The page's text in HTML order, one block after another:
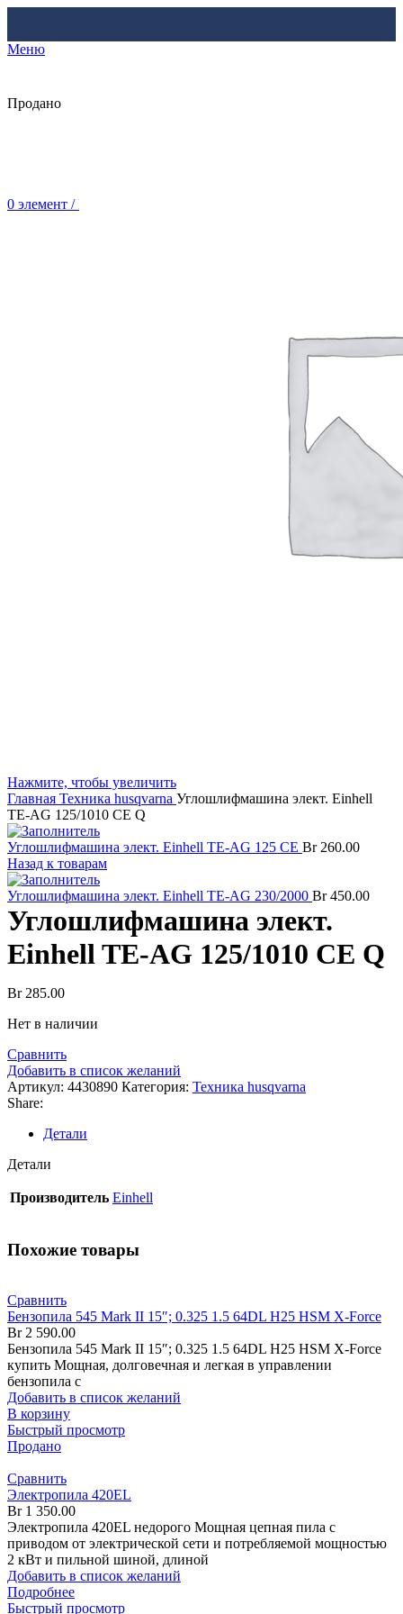
Меню
0 элемент / Br
Продано
Нажмите, чтобы увеличить
Главная Техника husqvarna Углошлифмашина элект. Einhell
TE-AG 125/1010 CE Q
Углошлифмашина элект. Einhell TE-AG 125 CE Br260.00
Назад к товарам
Углошлифмашина элект. Einhell TE-AG 230/2000 Br450.00
Углошлифмашина элект.
Einhell TE-AG 125/1010 CE Q
Br285.00
Нет в наличии
Сравнить
Добавить в список желаний
Артикул: 4430890 Категория: Техника husqvarna
Share:
Детали
Детали
Производитель Einhell
Похожие товары
Сравнить
Бензопила 545 Mark II 15″; 0.325 1.5 64DL H25 HSM X-Force
Br2 590.00
Бензопила 545 Mark II 15″; 0.325 1.5 64DL H25 HSM X-Force
купить Мощная, долговечная и легкая в управлении
бензопила с
Добавить в список желаний
В корзину
Быстрый просмотр
Продано
Сравнить
Электропила 420EL
Br1 350.00
Электропила 420EL недорого Мощная цепная пила с
приводом от электрической сети и потребляемой мощностью
2 кВт и пильной шиной, длиной
Добавить в список желаний
Подробнее
Быстрый просмотр